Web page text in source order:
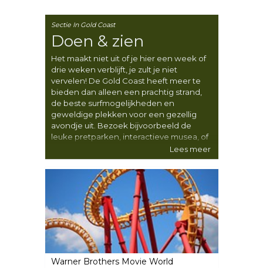
Sectie In Gold Coast
Doen & zien
Het maakt niet uit of je hier een week of
drie weken verblijft, je zult je niet
vervelen! De Gold Coast heeft meer te
bieden dan alleen een prachtig strand,
de beste surfmogelijkheden en
geweldige plekken voor een gezellig
avondje uit. Bezoek bijvoorbeeld de
leuke pretparken, interactieve musea, of
Lees meer
Warner Brothers Movie World